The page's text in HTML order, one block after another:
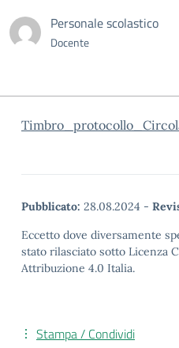
Personale scolastico
Docente
Pubblicato: 28.08.2024 -
Eccetto dove diversamente
stato rilasciato sotto Licenza
Attribuzione 4.0 Italia.
Stampa / Condividi